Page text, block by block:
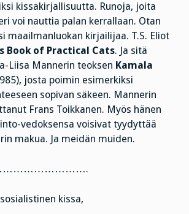
kissakirjallisuutta. Runoja, joita
voi nauttia palan kerrallaan. Otan
maailmanluokan kirjailijaa. T.S. Eliot
Book of Practical Cats. Ja sitä
Liisa Mannerin teoksen Kamala
josta poimin esimerkiksi
sopivan säkeen. Mannerin
Frans Toikkanen. Myös hänen
vedoksensa voisivat tyydyttää
makua. Ja meidän muiden.
kissa,